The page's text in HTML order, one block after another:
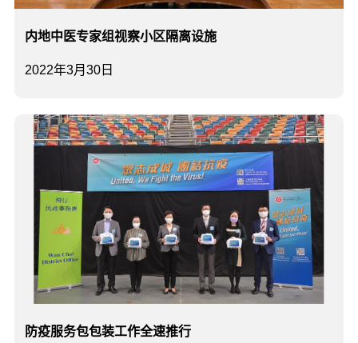
2022年3月30日
内地中医专家组视察小区隔离设施
防疫服务包包装工作全速推行